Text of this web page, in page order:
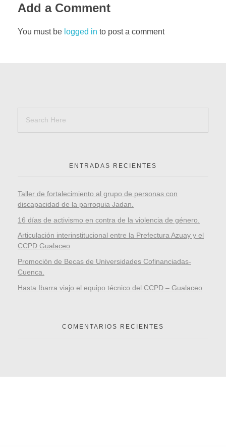
Add a Comment
You must be logged in to post a comment
ENTRADAS RECIENTES
Taller de fortalecimiento al grupo de personas con
discapacidad de la parroquia Jadan.
16 días de activismo en contra de la violencia de género.
Articulación interinstitucional entre la Prefectura Azuay y el
CCPD Gualaceo
Promoción de Becas de Universidades Cofinanciadas-
Cuenca.
Hasta Ibarra viajo el equipo técnico del CCPD – Gualaceo
COMENTARIOS RECIENTES